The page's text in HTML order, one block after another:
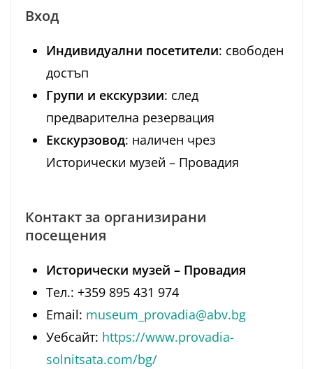
Вход
Индивидуални посетители: свободен
достъп
Групи и екскурзии: след
предварителна резервация
Екскурзовод: наличен чрез
Исторически музей – Провадия
Контакт за организирани
посещения
Исторически музей – Провадия
Тел.: +359 895 431 974
Email: museum_provadia@abv.bg
Уебсайт: https://www.provadia-
solnitsata.com/bg/